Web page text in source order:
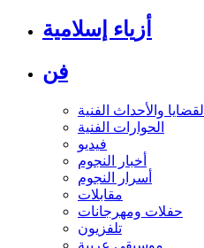
أزياء إسلامية
فن
القضايا والأحداث الفنية
الحوارات الفنية
فيديو
أخبار النجوم
أسرار النجوم
مقابلات
حفلات ومهرجانات
تلفزيون